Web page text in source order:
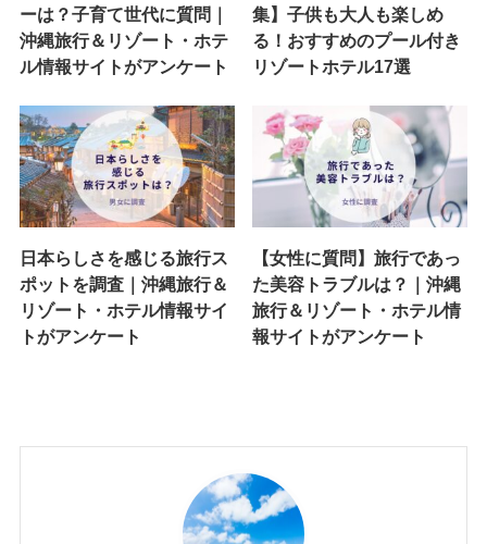
ーは？子育て世代に質問｜
沖縄旅行＆リゾート・ホテ
ル情報サイトがアンケート
集】子供も大人も楽しめ
る！おすすめのプール付き
リゾートホテル17選
日本らしさを感じる旅行ス
ポットを調査｜沖縄旅行＆
リゾート・ホテル情報サイ
トがアンケート
【女性に質問】旅行であっ
た美容トラブルは？｜沖縄
旅行＆リゾート・ホテル情
報サイトがアンケート